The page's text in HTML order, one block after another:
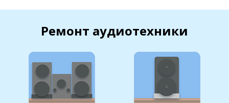
Ремонт аудиотехники